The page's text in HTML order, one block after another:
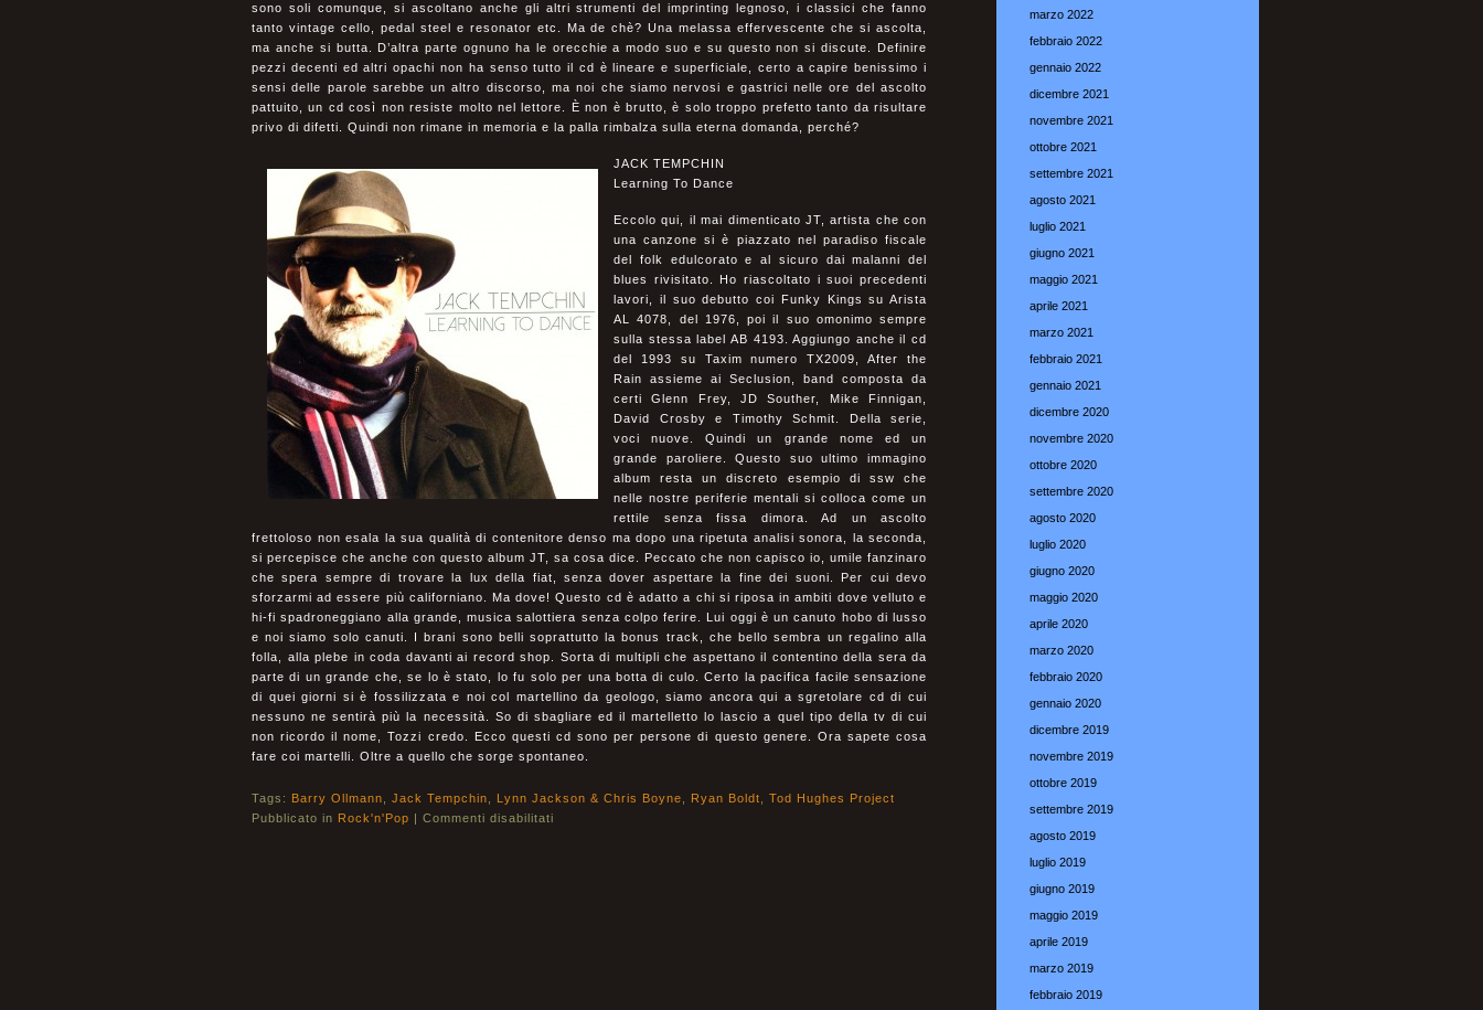
sono soli comunque, si ascoltano anche gli altri strumenti del imprinting legnoso, i classici che fanno
tanto vintage cello, pedal steel e resonator etc. Ma de chè? Una melassa effervescente che si ascolta,
ma anche si butta. D’altra parte ognuno ha le orecchie a modo suo e su questo non si discute. Definire
pezzi decenti ed altri opachi non ha senso tutto il cd è lineare e superficiale, certo a capire benissimo i
sensi delle parole sarebbe un altro discorso, ma noi che siamo nervosi e gastrici nelle ore del ascolto
pattuito, un cd così non resiste molto nel lettore. È non è brutto, è solo troppo prefetto tanto da risultare
privo di difetti. Quindi non rimane in memoria e la palla rimbalza sulla eterna domanda, perché?
JACK TEMPCHIN
Learning To Dance
Eccolo qui, il mai dimenticato JT, artista che con
una canzone si è piazzato nel paradiso fiscale
del folk edulcorato e al sicuro dai malanni del
blues rivisitato. Ho riascoltato i suoi precedenti
lavori, il suo debutto coi Funky Kings su Arista
AL 4078, del 1976, poi il suo omonimo sempre
sulla stessa label AB 4193. Aggiungo anche il cd
del 1993 su Taxim numero TX2009, After the
Rain assieme ai Seclusion, band composta da
certi Glenn Frey, JD Souther, Mike Finnigan,
David Crosby e Timothy Schmit. Della serie,
voci nuove. Quindi un grande nome ed un
grande paroliere. Questo suo ultimo immagino
album resta un discreto esempio di ssw che
nelle nostre periferie mentali si colloca come un
rettile senza fissa dimora. Ad un ascolto
frettoloso non esala la sua qualità di contenitore denso ma dopo una ripetuta analisi sonora, la seconda,
si percepisce che anche con questo album JT, sa cosa dice. Peccato che non capisco io, umile fanzinaro
che spera sempre di trovare la lux della fiat, senza dover aspettare la fine dei suoni. Per cui devo
sforzarmi ad essere più californiano. Ma dove! Questo cd è adatto a chi si riposa in ambiti dove velluto e
hi-fi spadroneggiano alla grande, musica salottiera senza colpo ferire. Lui oggi è un canuto hobo di lusso
e noi siamo solo canuti. I brani sono belli soprattutto la bonus track, che bello sembra un regalino alla
folla, alla plebe in coda davanti ai record shop. Sorta di multipli che aspettano il contentino della sera da
parte di un grande che, se lo è stato, lo fu solo per una botta di culo. Certo la pacifica facile sensazione
di quei giorni si è fossilizzata e noi col martellino da geologo, siamo ancora qui a sgretolare cd di cui
nessuno ne sentirà più la necessità. So di sbagliare ed il martelletto lo lascio a quel tipo della tv di cui
non ricordo il nome, Tozzi credo. Ecco questi cd sono per persone di questo genere. Ora sapete cosa
fare coi martelli. Oltre a quello che sorge spontaneo.
Tags: Barry Ollmann Jack Tempchin Lynn Jackson & Chris Boyne Ryan Boldt
Tod Hughes Project
Pubblicato in Rock'n'Pop | Commenti disabilitati
marzo 2022
febbraio 2022
gennaio 2022
dicembre 2021
novembre 2021
ottobre 2021
settembre 2021
agosto 2021
luglio 2021
giugno 2021
maggio 2021
aprile 2021
marzo 2021
febbraio 2021
gennaio 2021
dicembre 2020
novembre 2020
ottobre 2020
settembre 2020
agosto 2020
luglio 2020
giugno 2020
maggio 2020
aprile 2020
marzo 2020
febbraio 2020
gennaio 2020
dicembre 2019
novembre 2019
ottobre 2019
settembre 2019
agosto 2019
luglio 2019
giugno 2019
maggio 2019
aprile 2019
marzo 2019
febbraio 2019